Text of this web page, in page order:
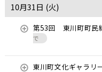
10月31日 (火)
第53回 東川町町民
で
東川町文化ギャラ